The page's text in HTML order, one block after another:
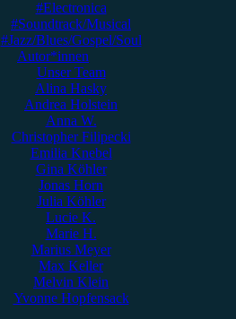
#Electronica
#Soundtrack/Musical
#Jazz/Blues/Gospel/Soul
Autor*innen
Unser Team
Alina Hasky
Andrea Holstein
Anna W.
Christopher Filipecki
Emilia Knebel
Gina Köhler
Jonas Horn
Julia Köhler
Lucie K.
Marie H.
Marius Meyer
Max Keller
Melvin Klein
Yvonne Hopfensack